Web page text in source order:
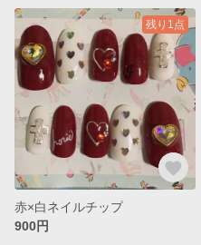
残り1点
赤×白ネイルチップ
900円